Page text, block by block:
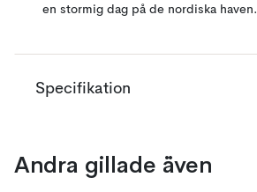
en stormig dag på de nordiska haven.
Specifikation
Andra gillade även